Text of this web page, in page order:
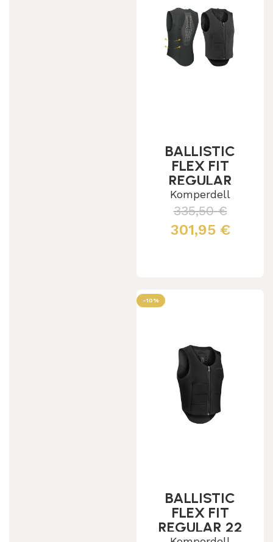
BALLISTIC
FLEX FIT
REGULAR
Komperdell
335,50€
301,95 €
-10%
BALLISTIC
FLEX FIT
REGULAR 22